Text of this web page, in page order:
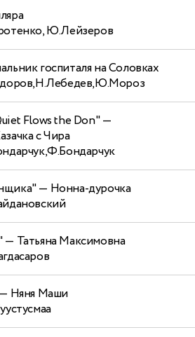
Ю.Лейзеров
госпиталя на Соловках
Flows the Don"—
с Чира
— Нонна-дурочка
— Татьяна Максимовна
Няня Маши